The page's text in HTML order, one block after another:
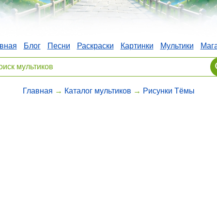
Блог Песни Раскраски Картинки Мультики
Главная → Каталог мультиков → Рисунки Тёмы